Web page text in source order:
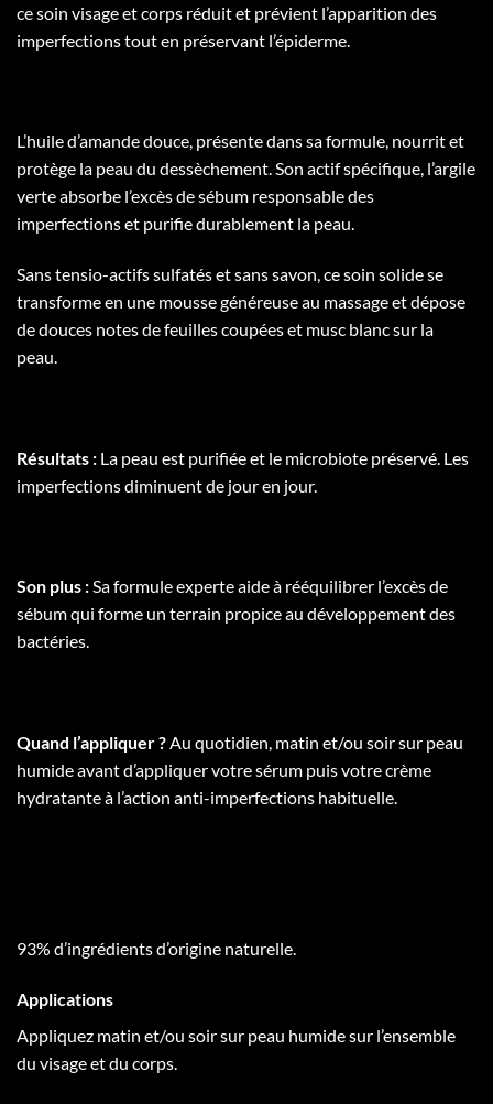
ce soin visage et corps réduit et prévient l’apparition des
imperfections tout en préservant l’épiderme.
L’huile d’amande douce, présente dans sa formule, nourrit et
protège la peau du dessèchement. Son actif spécifique, l’argile
verte absorbe l’excès de sébum responsable des
imperfections et purifie durablement la peau.
Sans tensio-actifs sulfatés et sans savon, ce soin solide se
transforme en une mousse généreuse au massage et dépose
de douces notes de feuilles coupées et musc blanc sur la
peau.
Résultats : La peau est purifiée et le microbiote préservé. Les
imperfections diminuent de jour en jour.
Son plus :Sa formule experte aide à rééquilibrer l’excès de
sébum qui forme un terrain propice au développement des
bactéries.
Quand l’appliquer ?Au quotidien, matin et/ou soir sur peau
humide avant d’appliquer votre sérum puis votre crème
hydratante à l’action anti-imperfections habituelle.
93% d’ingrédients d’origine naturelle.
Applications
Appliquez matin et/ou soir sur peau humide sur l’ensemble
du visage et du corps.